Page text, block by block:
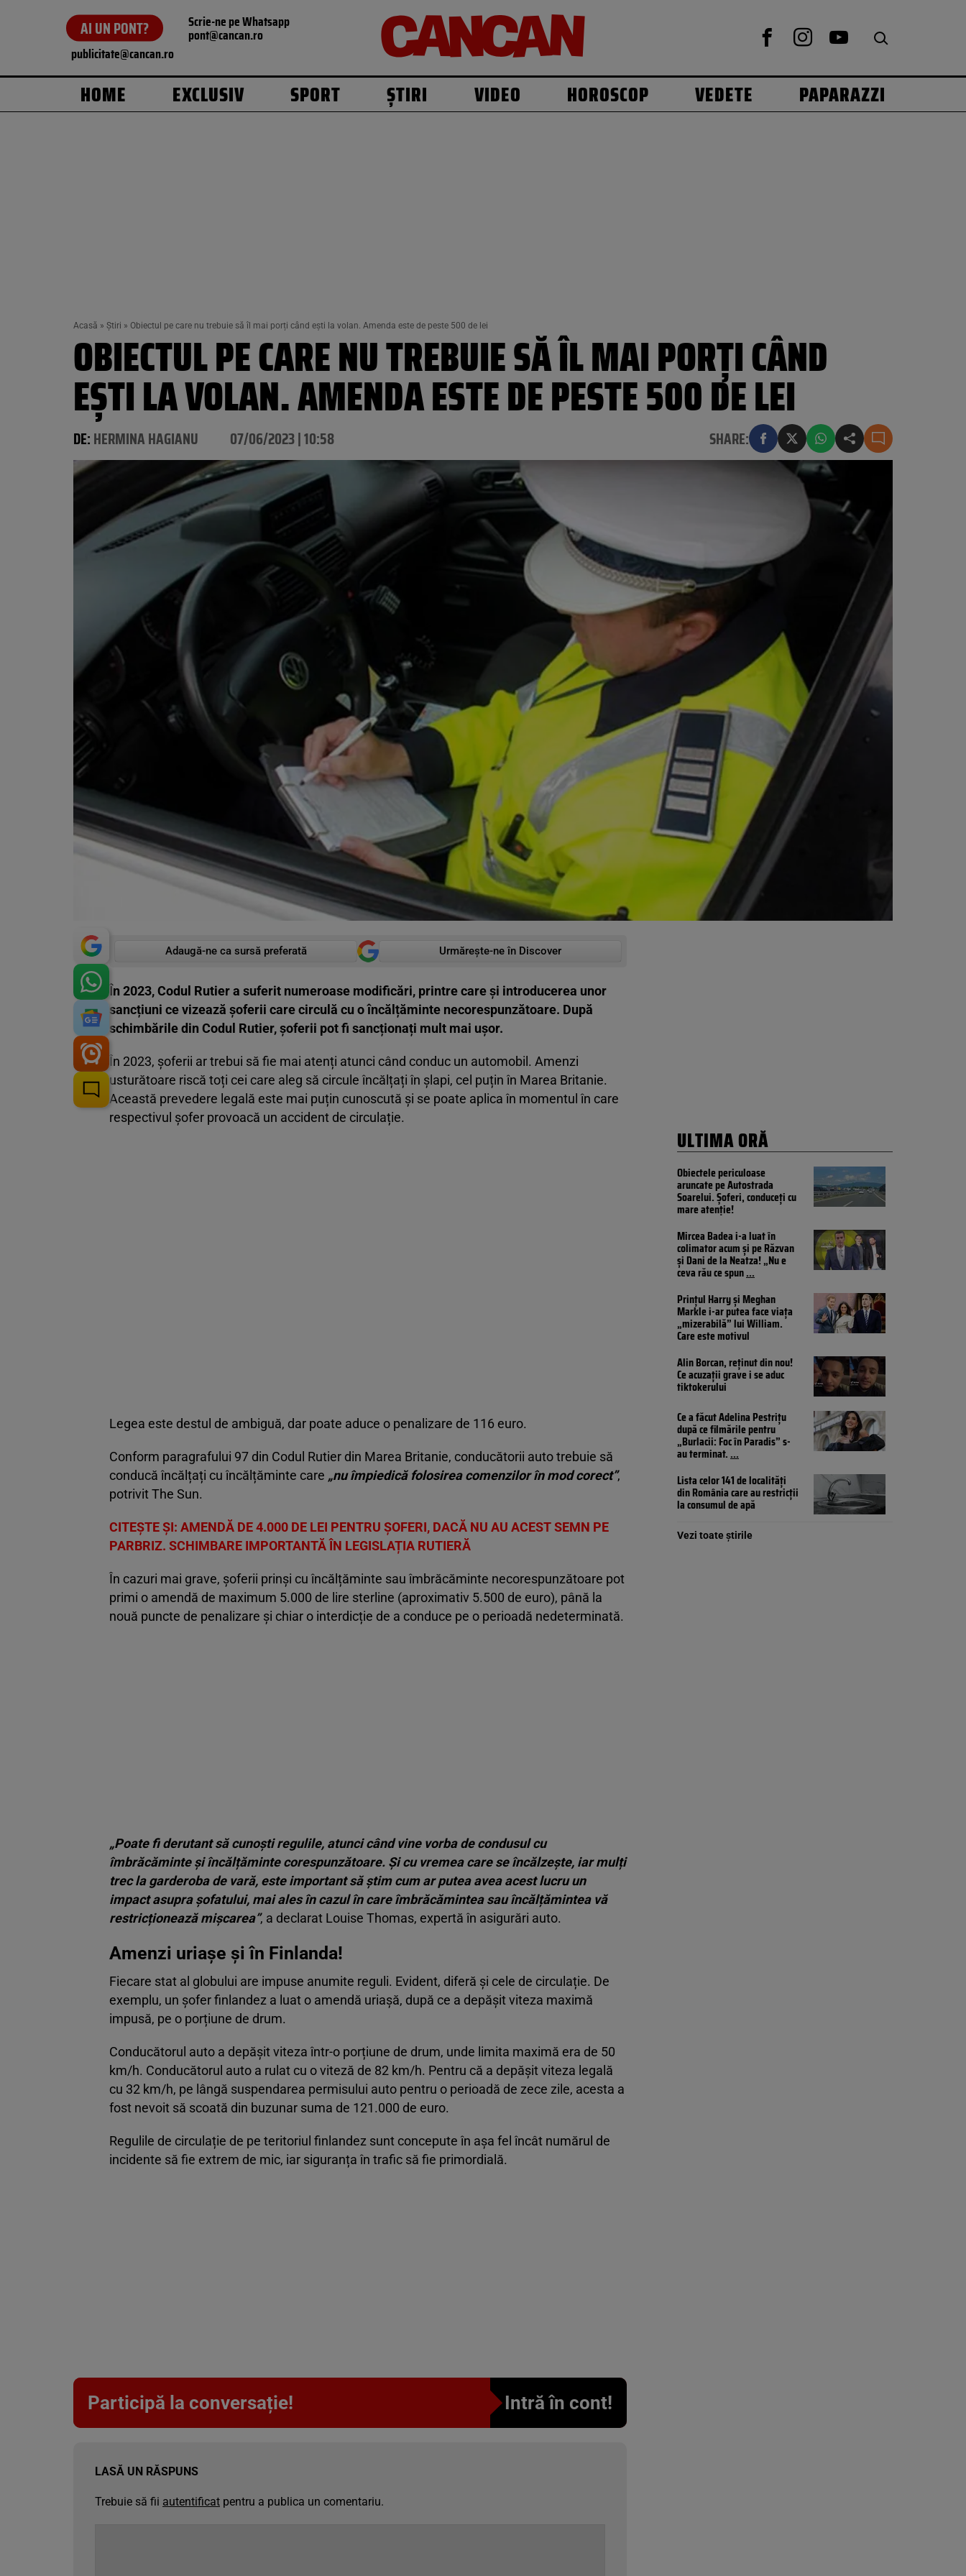
AI UN PONT? Scrie-ne pe Whatsapp
pont@cancan.ro
publicitate@cancan.ro
HOME EXCLUSIV SPORT ȘTIRI VIDEO HOROSCOP VEDETE PAPARAZZI
Acasă » Știri » Obiectul pe care nu trebuie să îl mai porți când ești la volan. Amenda este de peste 500 de lei
OBIECTUL PE CARE NU TREBUIE SĂ ÎL MAI PORȚI CÂND
EȘTI LA VOLAN. AMENDA ESTE DE PESTE 500 DE LEI
DE:HERMINA HAGIANU 07/06/2023 | 10:58 SHARE:
Adaugă-ne ca sursă preferată Urmărește-ne în Discover
În 2023, Codul Rutier a suferit numeroase modificări, printre care și introducerea unor
sancțiuni ce vizează șoferii care circulă cu o încălțăminte necorespunzătoare. După
schimbările din Codul Rutier, șoferii pot fi sancționați mult mai ușor.
În 2023, șoferii ar trebui să fie mai atenți atunci când conduc un automobil. Amenzi
usturătoare riscă toți cei care aleg să circule încălțați în șlapi, cel puțin în Marea Britanie.
Această prevedere legală este mai puțin cunoscută și se poate aplica în momentul în care
respectivul șofer provoacă un accident de circulație.
Legea este destul de ambiguă, dar poate aduce o penalizare de 116 euro.
Conform paragrafului 97 din Codul Rutier din Marea Britanie, conducătorii auto trebuie să
conducă încălțați cu încălțăminte care „nu împiedică folosirea comenzilor în mod corect”,
potrivit The Sun.
CITEȘTE ȘI: AMENDĂ DE 4.000 DE LEI PENTRU ȘOFERI, DACĂ NU AU ACEST SEMN PE
PARBRIZ. SCHIMBARE IMPORTANTĂ ÎN LEGISLAȚIA RUTIERĂ
În cazuri mai grave, șoferii prinși cu încălțăminte sau îmbrăcăminte necorespunzătoare pot
primi o amendă de maximum 5.000 de lire sterline (aproximativ 5.500 de euro), până la
nouă puncte de penalizare şi chiar o interdicție de a conduce pe o perioadă nedeterminată.
„Poate fi derutant să cunoști regulile, atunci când vine vorba de condusul cu
îmbrăcăminte și încălțăminte corespunzătoare. Și cu vremea care se încălzește, iar mulți
trec la garderoba de vară, este important să știm cum ar putea avea acest lucru un
impact asupra șofatului, mai ales în cazul în care îmbrăcămintea sau încălțămintea vă
restricționează mișcarea”, a declarat Louise Thomas, expertă în asigurări auto.
Amenzi uriașe și în Finlanda!
Fiecare stat al globului are impuse anumite reguli. Evident, diferă și cele de circulație. De
exemplu, un șofer finlandez a luat o amendă uriașă, după ce a depășit viteza maximă
impusă, pe o porțiune de drum.
Conducătorul auto a depășit viteza într-o porțiune de drum, unde limita maximă era de 50
km/h. Conducătorul auto a rulat cu o viteză de 82 km/h. Pentru că a depășit viteza legală
cu 32 km/h, pe lângă suspendarea permisului auto pentru o perioadă de zece zile, acesta a
fost nevoit să scoată din buzunar suma de 121.000 de euro.
Regulile de circulație de pe teritoriul finlandez sunt concepute în așa fel încât numărul de
incidente să fie extrem de mic, iar siguranța în trafic să fie primordială.
Participă la conversație! Intră în cont!
LASĂ UN RĂSPUNS
Trebuie să fii autentificat pentru a publica un comentariu.
ULTIMA ORĂ
Obiectele periculoase
aruncate pe Autostrada
Soarelui. Șoferi, conduceți cu
mare atenție!
Mircea Badea i-a luat în
colimator acum și pe Răzvan
și Dani de la Neatza! „Nu e
ceva rău ce spun...
Prințul Harry și Meghan
Markle i-ar putea face viața
„mizerabilă” lui William.
Care este motivul
Alin Borcan, reținut din nou!
Ce acuzații grave i se aduc
tiktokerului
Ce a făcut Adelina Pestrițu
după ce filmările pentru
„Burlacii: Foc în Paradis” s-
au terminat....
Lista celor 141 de localități
din România care au restricții
la consumul de apă
Vezi toate știrile